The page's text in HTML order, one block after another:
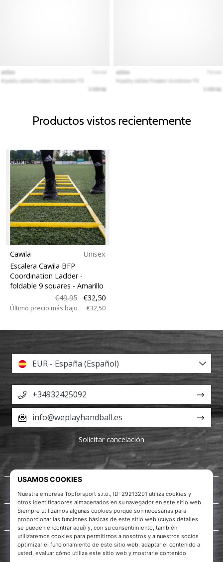
Productos vistos recientemente
Cawila
Unisex
Escalera Cawila BFP
Coordination Ladder -
foldable 9 squares - Amarillo
€49,95
€32,50
Último precio más bajo €32,50
Acerca de nosotros
Servicio al cliente
EUR - España (Español)
+34932425092
info@weplayhandball.es
Solicitar cancelación